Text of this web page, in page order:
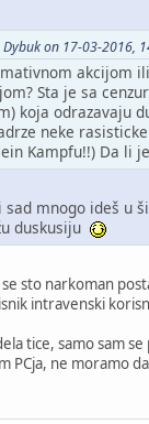
on 17-03-2016,
akcijom
Sta je sa
koja odrazavaju
neke
Kampfu!!) Da li
sad mnogo ideš u
duskusiju
se sto narkoman
intravenski
tice, samo sam
PCja, ne moramo